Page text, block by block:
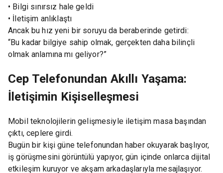
• Bilgi sınırsız hale geldi
• İletişim anlıklaştı
Ancak bu hız yeni bir soruyu da beraberinde getirdi:
“Bu kadar bilgiye sahip olmak, gerçekten daha bilinçli
olmak anlamına mı geliyor?”
Cep Telefonundan Akıllı Yaşama:
İletişimin Kişiselleşmesi
Mobil teknolojilerin gelişmesiyle iletişim masa başından
çıktı, ceplere girdi.
Bugün bir kişi güne telefonundan haber okuyarak başlıyor,
iş görüşmesini görüntülü yapıyor, gün içinde onlarca dijital
etkileşim kuruyor ve akşam arkadaşlarıyla mesajlaşıyor.